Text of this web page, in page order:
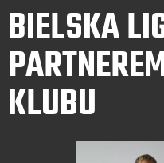
BIELSKA
KLUBU